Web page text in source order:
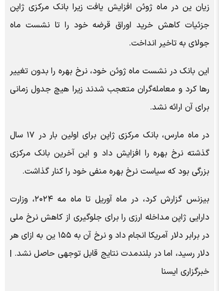
زیان ین در ماه ژوئن افزایش یافت زیرا بانک مرکزی ژاپن
جزئیات کاهش خرید اوراق قرضه خود را تا نشست ماه
جولای به تاخیر انداخت.
این بانک در نشست ماه ژوئن خود، نرخ بهره را بدون تغییر
رها کرد و معامله‌گران متعجب شدند زیرا هیچ جدول زمانی
برای آن ارائه نشد.
در ماه مارس، بانک مرکزی ژاپن برای اولین بار در ۱۷ سال
گذشته نرخ بهره را افزایش داد و این آخرین بانک مرکزی
بزرگی بود که سیاست نرخ بهره منفی خود را کنار گذاشت.
بیزنس گزارش کرد، در ماه آوریل تا ماه مه ۲۰۲۴، وزارت
دارایی ژاپن مداخله ارزی را برای جلوگیری از کاهش نرخ ملی
در برابر دلار آمریکا انجام داد و نرخ آن به ۱۵۵ ین به ازای هر
دلار رسید، اما در بلندمدت نتایج قابل توجهی حاصل نشد. |
خبرگزاری ایسنا